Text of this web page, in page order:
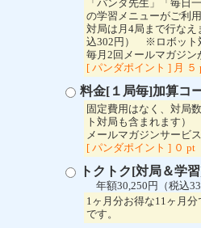
「パンダ先生」「毎日
の学習メニューがご利
対局は月4局まで行な
込302円） ※ロボット
毎月2回メールマガジン
[ パンダポイント ] 月 ５
料金[１局毎]加算コ
固定費用はなく、対局
ト対局も含まれます）
メールマガジンサービ
[ パンダポイント ] ０ pt
トクトク[対局＆学
年額30,250円（税込
1ヶ月分お得な11ヶ月
です。